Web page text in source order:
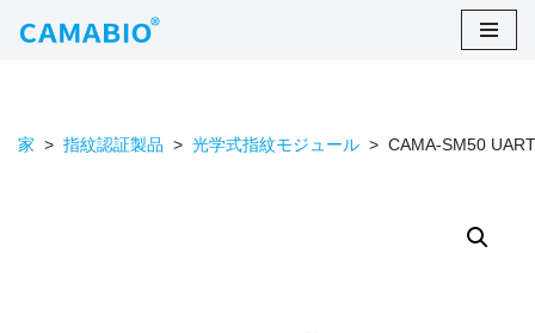
ン
家 > 指紋認証製品 > 光学式指紋モジュール > CAMA-SM50